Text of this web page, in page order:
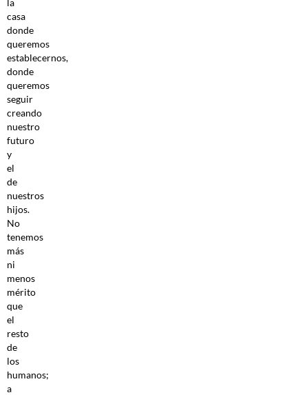
casa
donde
queremos
establecernos,
donde
queremos
seguir
creando
nuestro
futuro
y
el
de
nuestros
hijos.
No
tenemos
más
ni
menos
mérito
que
el
resto
de
los
humanos;
a